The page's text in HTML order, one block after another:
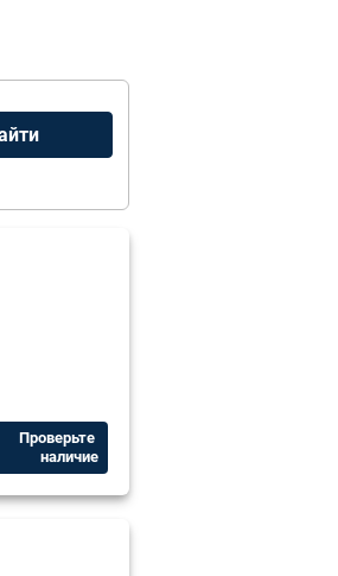
Проверьте ​
наличие